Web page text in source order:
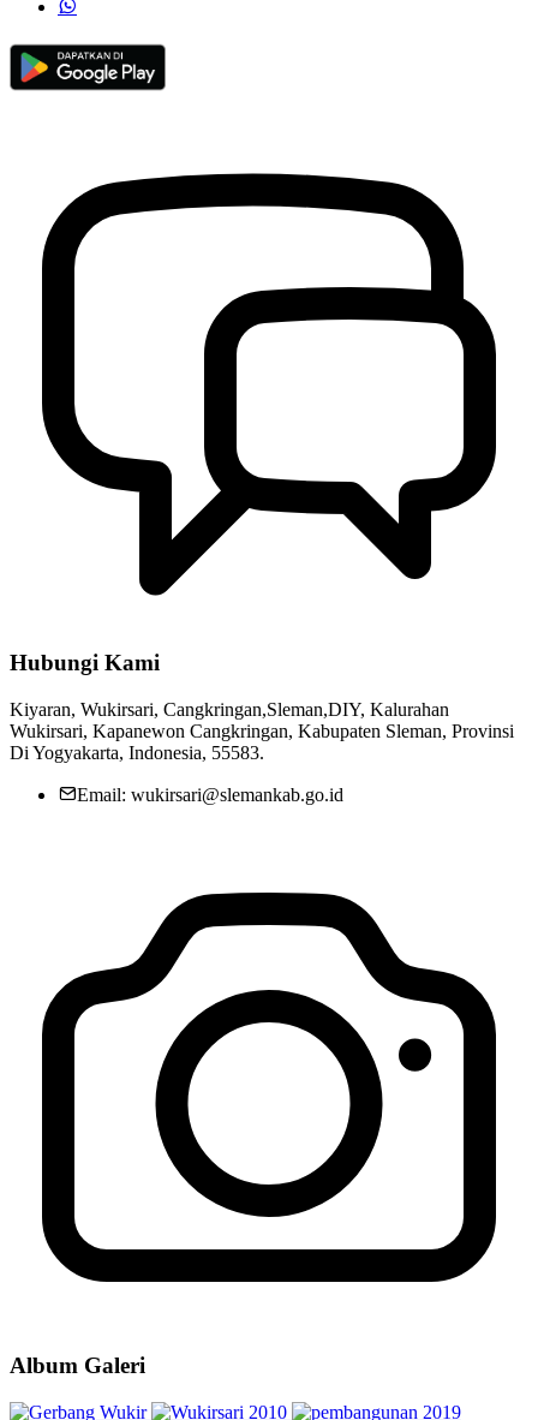
Hubungi Kami
Kiyaran, Wukirsari, Cangkringan,Sleman,DIY, Kalurahan
Wukirsari, Kapanewon Cangkringan, Kabupaten Sleman, Provinsi
Di Yogyakarta, Indonesia, 55583.
Email: wukirsari@slemankab.go.id
Album Galeri